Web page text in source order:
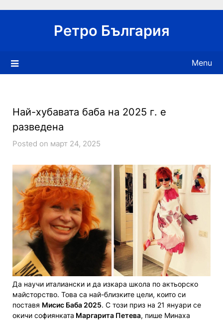
Ретро България
Menu
Най-хубавата баба на 2025 г. е
разведена
Posted on март 24, 2025
Да научи италиански и да изкара школа по актьорско
майсторство. Това са най-близките цели, които си
поставя Мисис Баба 2025. С този приз на 21 януари се
окичи софиянката Маргарита Петева, пише Минаха